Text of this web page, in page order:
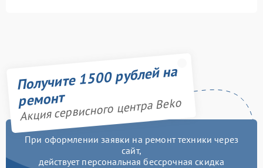
Получите 1500 рублей на
ремонт
Акция сервисного центра Beko
При оформлении заявки на ремонт техники через
сайт,
действует персональная бессрочная скидка